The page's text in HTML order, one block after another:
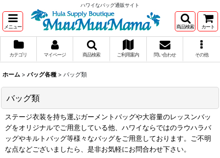
ハワイなバッグ通販サイト
メニュー 商品検索 カート
カテゴリ マイページ 商品検索 ご利用案内 問い合わせ その他
ホーム > バッグ各種 > バッグ類
バッグ類
ステージ衣装を持ち運ぶガーメントバッグや大容量のレッスンバッ
グをオリジナルでご用意している他、ハワイならではのラウハラバ
ッグやキルトバッグ等様々なバッグをご用意しております。ご不明
な点などございましたら、是非お気軽にお問合わせ下さい。